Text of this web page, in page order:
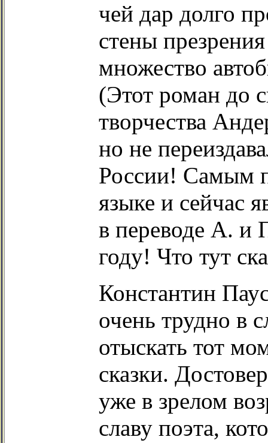
чей дар долго
стены
множество
(Этот роман до
творчества
но не
России! Самым
языке и сейчас
в переводе А. и
году! Что тут
Константин
очень трудно в
отыскать тот
сказки.
уже в зрелом
славу поэта,